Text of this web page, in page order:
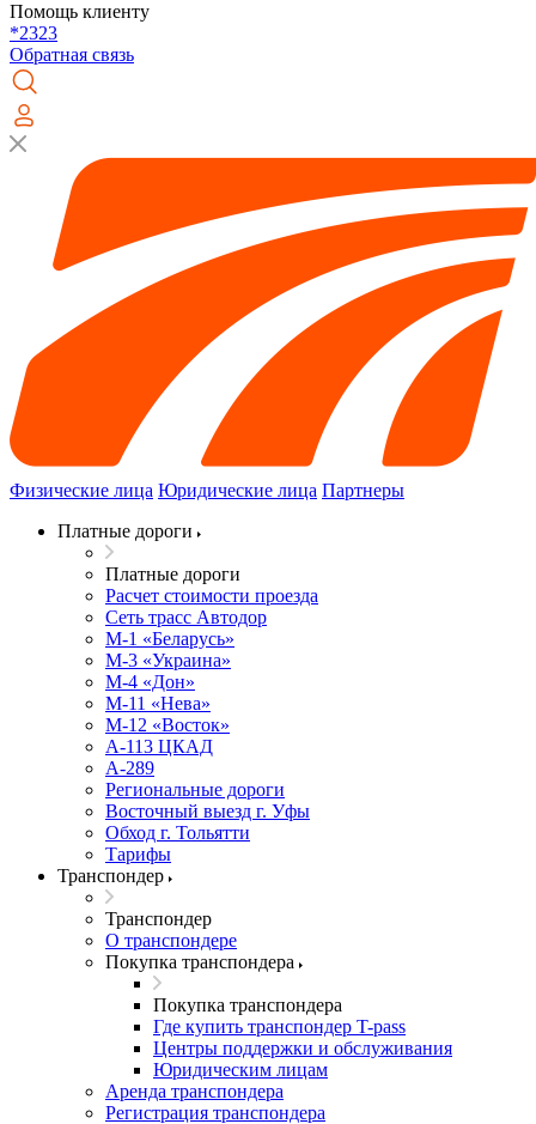
Помощь клиенту
*2323
Обратная связь
Физические лица Юридические лица Партнеры
Платные дороги
Платные дороги
Расчет стоимости проезда
Сеть трасс Автодор
М-1 «Беларусь»
М-3 «Украина»
М-4 «Дон»
М-11 «Нева»
М-12 «Восток»
А-113 ЦКАД
А-289
Региональные дороги
Восточный выезд г. Уфы
Обход г. Тольятти
Тарифы
Транспондер
Транспондер
О транспондере
Покупка транспондера
Покупка транспондера
Где купить транспондер T-pass
Центры поддержки и обслуживания
Юридическим лицам
Аренда транспондера
Регистрация транспондера